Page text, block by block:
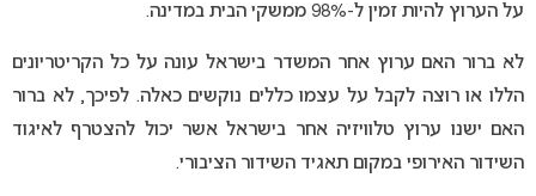
על הערוץ להיות זמין ל-98% ממשקי הבית במדינה.
לא ברור האם ערוץ אחר המשדר בישראל עונה על כל הקריטריונים
הללו או רוצה לקבל על עצמו כללים נוקשים כאלה. לפיכך, לא ברור
האם ישנו ערוץ טלוויזיה אחר בישראל אשר יכול להצטרף לאיגוד
השידור האירופי במקום תאגיד השידור הציבורי.